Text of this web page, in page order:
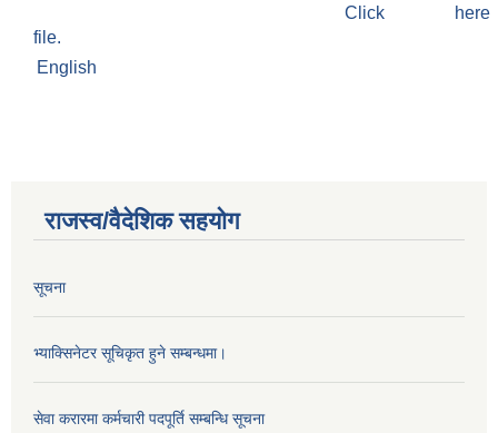
Click
file.
English
राजस्व/वैदेशिक सहयोग
सूचना
भ्याक्सिनेटर सूचिकृत हुने सम्बन्धमा।
सेवा करारमा कर्मचारी पदपूर्ति सम्बन्धि सूचना